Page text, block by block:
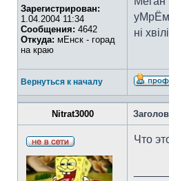
Зарегистрирован:
1.04.2004 11:34
Сообщения: 4642
Откуда: мЕнск - горад
на краю
ні
Вернуться к началу
Nitrat3000
Что